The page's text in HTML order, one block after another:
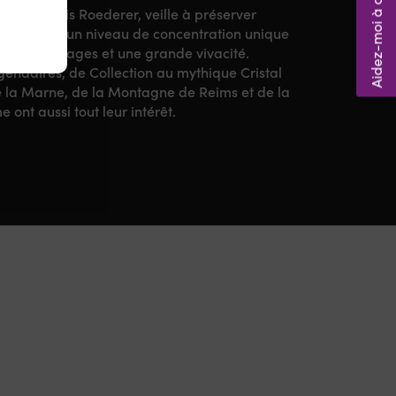
Louis Roederer, veille à préserver
avec un niveau de concentration unique
assemblages et une grande vivacité.
de Collection au mythique Cristal
la Marne, de la Montagne de Reims et de la
ont aussi tout leur intérêt.